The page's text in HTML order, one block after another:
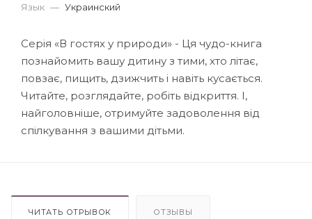
Язык — Украинский
Серія «В гостях у природи» - Ця чудо-книга
познайомить вашу дитину з тими, хто літає,
повзає, пищить, дзижчить і навіть кусається.
Читайте, розглядайте, робіть відкриття. І,
найголовніше, отримуйте задоволення від
спілкування з вашими дітьми.
ЧИТАТЬ ОТРЫВОК ОТЗЫВЫ